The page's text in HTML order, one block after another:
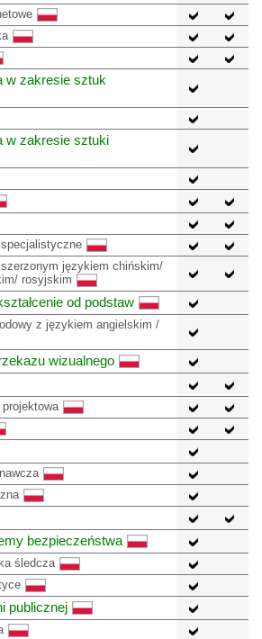
w zakresie sztuk
w zakresie sztuki
językiem chińskim/
rosyjskim
od podstaw
z językiem angielskim /
wizualnego
bezpieczeństwa
śledcza
publicznej